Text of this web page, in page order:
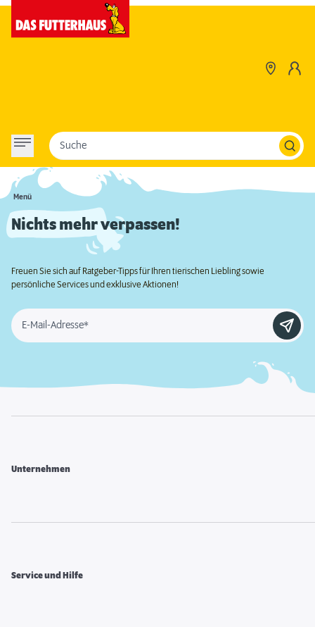
Menü
Suche
Nichts mehr verpassen!
Freuen Sie sich auf Ratgeber-Tipps für Ihren tierischen Liebling sowie
persönliche Services und exklusive Aktionen!
E-Mail-Adresse*
Unternehmen
Service und Hilfe